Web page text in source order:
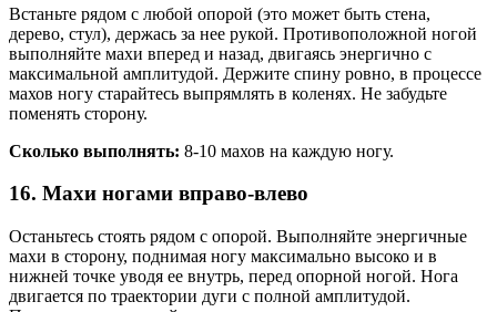
Встаньте рядом с любой опорой (это может быть стена,
дерево, стул), держась за нее рукой. Противоположной ногой
выполняйте махи вперед и назад, двигаясь энергично с
максимальной амплитудой. Держите спину ровно, в процессе
махов ногу старайтесь выпрямлять в коленях. Не забудьте
поменять сторону.
Сколько выполнять: 8-10 махов на каждую ногу.
16. Махи ногами вправо-влево
Останьтесь стоять рядом с опорой. Выполняйте энергичные
махи в сторону, поднимая ногу максимально высоко и в
нижней точке уводя ее внутрь, перед опорной ногой. Нога
двигается по траектории дуги с полной амплитудой.